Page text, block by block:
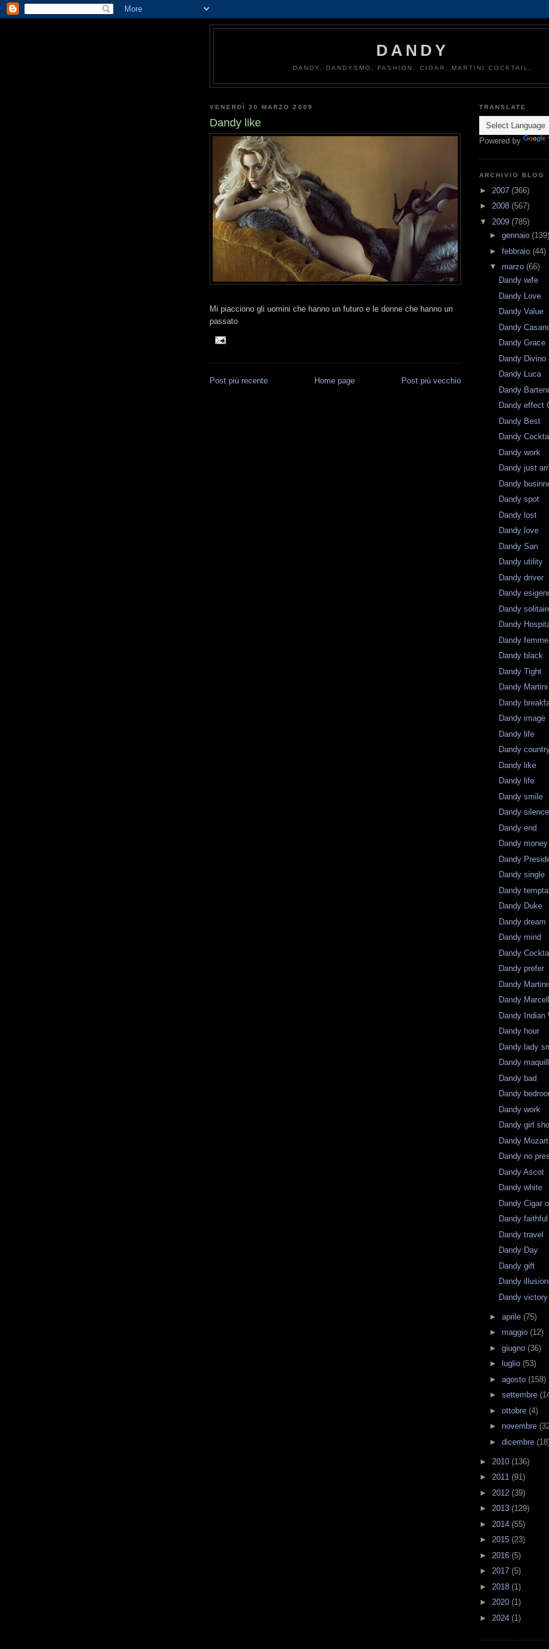
DANDY
DANDY, DANDYSMO, FASHION, CIGAR, MARTINI COCKTAIL,
VENERDÌ 20 MARZO 2009
Dandy like
Mi piacciono gli uomini che hanno un futuro e le donne che hanno un
passato
Post più recente Post più vecchio
Home page
TRANSLATE
Powered by
ARCHIVIO BLOG
► 2007 (366)
► 2008 (567)
▼ 2009 (785)
► gennaio (139)
► febbraio (44)
▼ marzo (66)
Dandy wife
Dandy Love
Dandy Value
Dandy
Dandy Grace
Dandy Divino
Dandy Luca
Dandy
Dandy effect
Dandy Best
Dandy
Dandy work
Dandy just
Dandy
Dandy spot
Dandy lost
Dandy love
Dandy San
Dandy utility
Dandy driver
Dandy
Dandy
Dandy
Dandy femme
Dandy black
Dandy Tight
Dandy Martini
Dandy
Dandy image
Dandy life
Dandy
Dandy like
Dandy life
Dandy smile
Dandy silence
Dandy end
Dandy money
Dandy
Dandy single
Dandy
Dandy Duke
Dandy dream
Dandy mind
Dandy
Dandy prefer
Dandy
Dandy
Dandy Indian
Dandy hour
Dandy lady
Dandy
Dandy bad
Dandy
Dandy work
Dandy girl
Dandy Mozart
Dandy no
Dandy Ascot
Dandy white
Dandy Cigar
Dandy faithful
Dandy travel
Dandy Day
Dandy gift
Dandy
Dandy victory
► aprile (75)
► maggio (12)
► giugno (36)
►
luglio (53)
► agosto (158)
► settembre
► ottobre (4)
► novembre
► dicembre
► 2010 (136)
► 2011 (91)
► 2012 (39)
► 2013 (129)
► 2014 (55)
► 2015 (23)
► 2016 (5)
► 2017 (5)
► 2018 (1)
► 2020 (1)
► 2024 (1)